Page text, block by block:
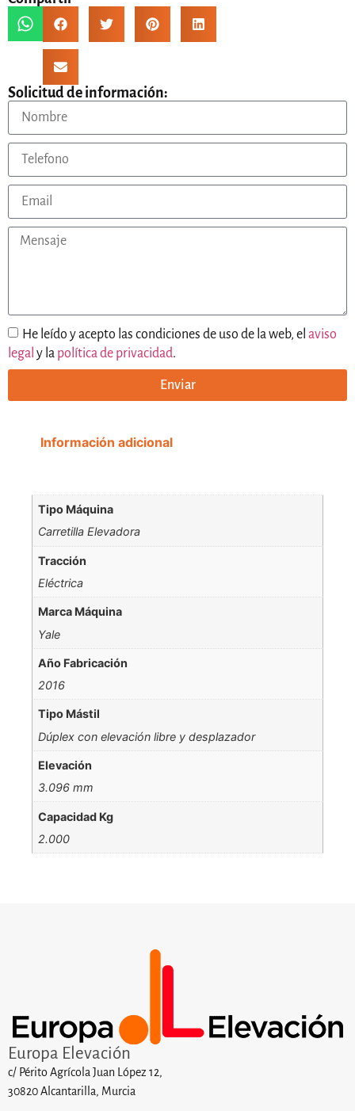
Solicitud de información:
He leído y acepto las condiciones de uso de la web, el aviso
legal y la política de privacidad.
Enviar
Información adicional
Tipo Máquina
Carretilla Elevadora
Tracción
Eléctrica
Marca Máquina
Yale
Año Fabricación
2016
Tipo Mástil
Dúplex con elevación libre y desplazador
Elevación
3.096 mm
Capacidad Kg
2.000
Europa Elevación
c/ Périto Agrícola Juan López 12,
30820 Alcantarilla, Murcia